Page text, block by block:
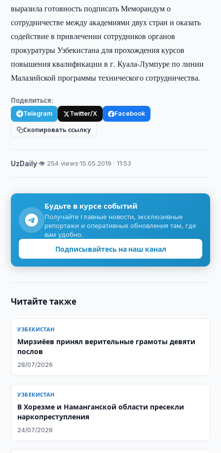
выразила готовность подписать Меморандум о
сотрудничестве между академиями двух стран и оказать
содействие в привлечении сотрудников органов
прокуратуры Узбекистана для прохождения курсов
повышения квалификации в г. Куала-Лумпуре по линии
Малазийской программы технического сотрудничества.
Поделиться:
Telegram Twitter/X Facebook
Скопировать ссылку
UzDaily·👁 254 views·15.05.2019 · 11:53
Будьте в курсе событий
Получайте главные новости, эксклюзивные
репортажи и оперативные обновления там, где
вам удобно.
Подписывайтесь на наш канал
Читайте также
УЗБЕКИСТАН
Мирзиёев принял верительные грамоты девяти
послов
28/07/2026
УЗБЕКИСТАН
В Хорезме и Наманганской области пресекли
наркопреступления
24/07/2026